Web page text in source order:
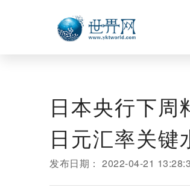
日本央行下
日元汇率关键
发布日期： 2022-04-21